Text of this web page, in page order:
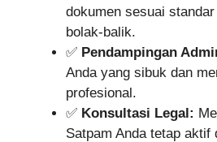
dokumen sesuai
bolak-balik.
✅ Pendampingan
Anda yang sibuk dan
profesional.
✅ Konsultasi Legal:
Satpam Anda tetap aktif